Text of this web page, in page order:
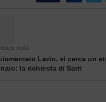
post
Lazio, si cerca un
la richiesta di Sarri